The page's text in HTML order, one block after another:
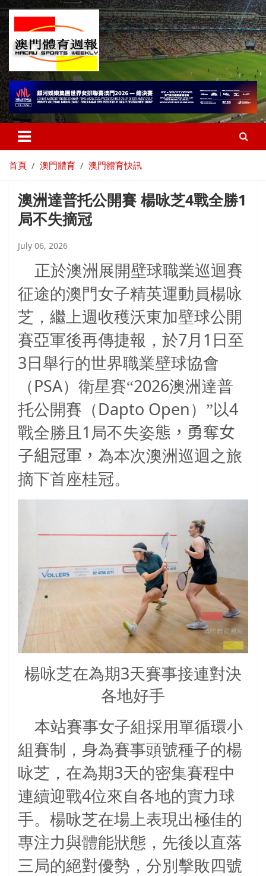
首頁 澳門體育 澳門體育快訊
澳洲達普托公開賽 楊咏芝4戰全勝1
局不失摘冠
July 06, 2026
正於澳洲展開壁球職業巡迴賽
征途的澳門女子精英運動員楊咏
芝，繼上週收穫沃東加壁球公開
賽亞軍後再傳捷報，於7月 1 日至
3 日舉行的世界職業壁球協會
（ PSA）衛星賽“2026澳洲達普
托公開賽（ Dapto Open ）”以4
戰全勝且 1 局不失姿態，勇奪女
子組冠軍， 為本次澳洲巡迴之旅
摘下首座桂冠。
楊咏芝在為期3天賽事接連對決
各地好手
本站賽事女子組採用單循環小
組賽制，身為賽事頭號種子的楊
咏芝，在為期3天的密集賽程中
連續迎戰4位來自各地的實力球
手。楊咏芝在場上表現出極佳的
專注力與體能狀態，先後以直落
三局的絕對優勢，分別擊敗四號